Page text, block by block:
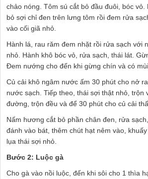
chảo nóng. Tôm sú cắt bỏ đầu đuôi, bóc vỏ.
bỏ sợi chỉ đen trên lưng tôm rồi đem rửa
vào cối giã nhỏ.
Hành lá, rau răm đem nhặt rồi rửa sạch với
nhỏ. Hành khô bóc vỏ, rửa sạch, thái lát.
Đem nướng cho đến khi gừng chín và có
Củ cải khô ngâm nước ấm 30 phút cho nở
nước sạch. Tiếp theo, thái sợi thật nhỏ, trộn
đường, trộn đều và để 30 phút cho củ cải
Nấm hương cắt bỏ phần chân đen, rửa
đánh vào bát, thêm chút hạt nêm vào,
lụa thái sợi nhỏ.
Bước 2: Luộc gà
Cho gà vào nồi luộc, đến khi sôi cho 1 thìa